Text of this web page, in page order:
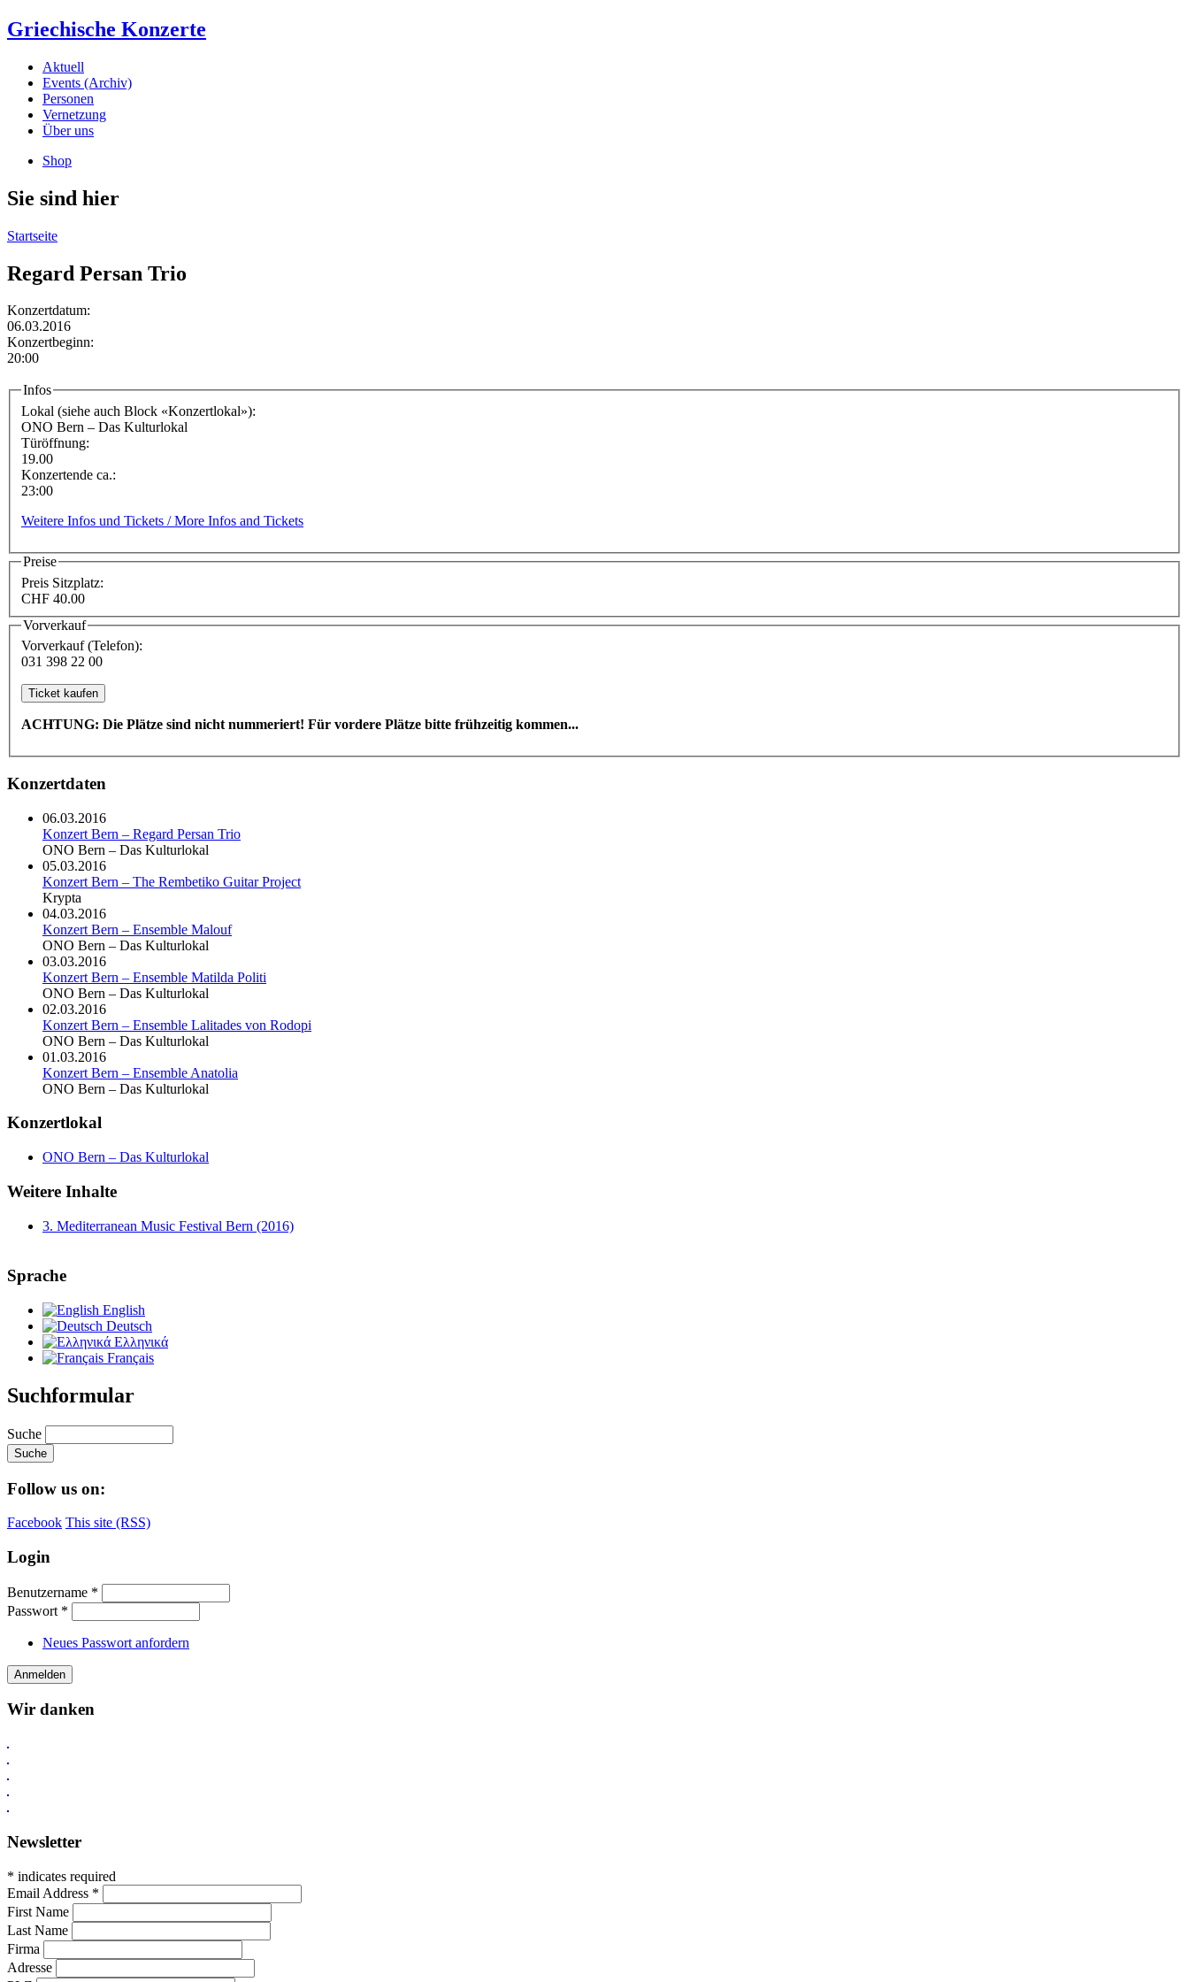
Griechische Konzerte
Aktuell
Events (Archiv)
Personen
Vernetzung
Über uns
Shop
Sie sind hier
Startseite
Regard Persan Trio
Konzertdatum:
06.03.2016
Konzertbeginn:
20:00
Infos
Lokal (siehe auch Block «Konzertlokal»):
ONO Bern – Das Kulturlokal
Türöffnung:
19.00
Konzertende ca.:
23:00
Weitere Infos und Tickets / More Infos and Tickets
Preise
Preis Sitzplatz:
CHF 40.00
Vorverkauf
Vorverkauf (Telefon):
031 398 22 00
ACHTUNG: Die Plätze sind nicht nummeriert! Für vordere Plätze bitte frühzeitig kommen...
Konzertdaten
06.03.2016
Konzert Bern – Regard Persan Trio
ONO Bern – Das Kulturlokal
05.03.2016
Konzert Bern – The Rembetiko Guitar Project
Krypta
04.03.2016
Konzert Bern – Ensemble Malouf
ONO Bern – Das Kulturlokal
03.03.2016
Konzert Bern – Ensemble Matilda Politi
ONO Bern – Das Kulturlokal
02.03.2016
Konzert Bern – Ensemble Lalitades von Rodopi
ONO Bern – Das Kulturlokal
01.03.2016
Konzert Bern – Ensemble Anatolia
ONO Bern – Das Kulturlokal
Konzertlokal
ONO Bern – Das Kulturlokal
Weitere Inhalte
3. Mediterranean Music Festival Bern (2016)
Sprache
English
Deutsch
Ελληνικά
Français
Suchformular
Suche
Follow us on:
Facebook This site (RSS)
Login
Benutzername *
Passwort *
Neues Passwort anfordern
Wir danken
Newsletter
* indicates required
Email Address *
First Name
Last Name
Firma
Adresse